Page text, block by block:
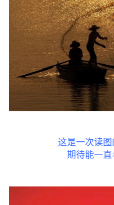
这是一次读图
期待能一直